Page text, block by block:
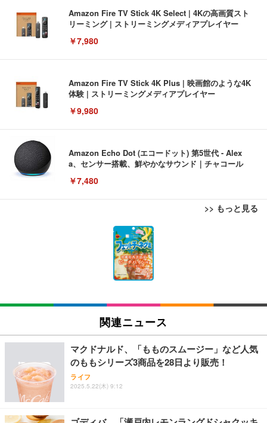
Amazon Fire TV Stick 4K Select | 4Kの高画質スト
リーミング | ストリーミングメディアプレイヤー
￥7,980
Amazon Fire TV Stick 4K Plus | 映画館のような4K
体験 | ストリーミングメディアプレイヤー
￥9,980
Amazon Echo Dot (エコードット) 第5世代 - Alex
a、センサー搭載、鮮やかなサウンド｜チャコール
￥7,480
>> もっと見る
[EdoErgo] オフィスチェア 椅子 テレワーク 疲れな
い 跳ね上げ式アームレスト コンパクト 約105度ロッ
キング pc 事務椅子 360度回転 座面昇降 強化ナイロ
ン樹脂ベース 通気性メッシュ 在宅ワーク H-WY01
(黒網+黒枠+黒足)
SIHOO B100 オフィスチェア／デスクチェア メッシ
ュチェア 人間工学 疲れない ブラック
￥27,999
Sezlife オフィスチェア デスクチェア 疲れない テレ
ワーク チェア 強化バックレスト 30度ロッキング機
能 人間工学 椅子 腰サポート 90度跳ね上げ式アーム
EIZO ビジネス向けプレミアムモニター | FlexScan
EV3240X-WT | 31.5型4K UHD・USB Type-C・ホワ
EIZO ビジネス向けプレミアムモニター | FlexScan
【純正品】27"ゲーミングモニター DualSense 充電
フック付き（CFI-ZDM1J）
Amazonベーシック ペットシーツ 薄型 レギュラー 1
回使い捨て 無香料 ホワイト 300枚
Amazonベーシック ペットシーツ 厚型 ワイド 42枚
x2袋(84枚) ホワイト(吸収面:ライトブルー)
￥3,234
ネオ・ルーライフ ネオ・オムツ L 中型犬用 26枚入
り 単品
関連ニュース
マクドナルド、「もものスムージー」など人気
のももシリーズ3商品を28日より販売！
ライフ
2025.5.22(木) 9:12